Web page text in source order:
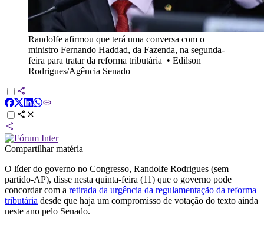
Randolfe afirmou que terá uma conversa com o
ministro Fernando Haddad, da Fazenda, na segunda-
feira para tratar da reforma tributária • Edilson
Rodrigues/Agência Senado
Compartilhar matéria
O líder do governo no Congresso, Randolfe Rodrigues (sem
partido-AP), disse nesta quinta-feira (11) que o governo pode
concordar com a retirada da urgência da regulamentação da reforma
tributária desde que haja um compromisso de votação do texto ainda
neste ano pelo Senado.